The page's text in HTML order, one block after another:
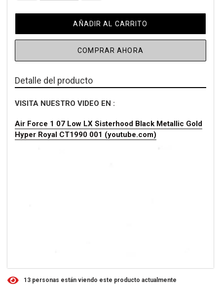
AÑADIR AL CARRITO
COMPRAR AHORA
Detalle del producto
VISITA NUESTRO VIDEO EN :
Air Force 1 07 Low LX Sisterhood Black Metallic Gold
Hyper Royal CT1990 001 (youtube.com)
1 3 personas están viendo este producto actualmente